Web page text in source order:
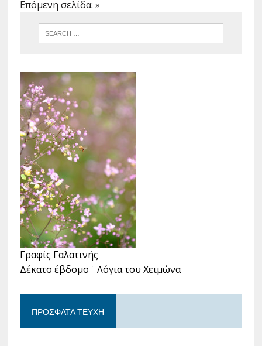
Επόμενη σελίδα: »
Γραφίς Γαλατινής
Δέκατο έβδομο¨ Λόγια του Χειμώνα
ΠΡΌΣΦΑΤΑ ΤΕΎΧΗ